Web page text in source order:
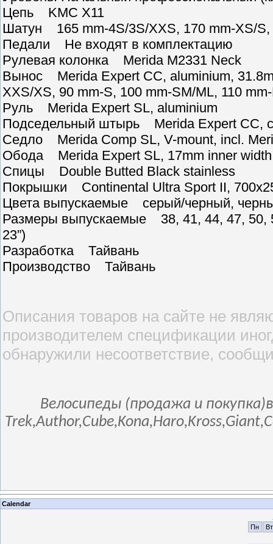
Цепь KMC X11
Шатун 165 mm-4S/3S/XXS, 170 mm-XS/S,
Педали Не входят в комплектацию
Рулевая колонка Merida M2331 Neck
Вынос Merida Expert CC, aluminium,
XXS/XS, 90 mm-S, 100 mm-SM/ML, 110
Руль Merida Expert SL, aluminium
Подседельный штырь Merida Expert CC,
Седло Merida Comp SL, V-mount, incl.
Обода Merida Expert SL, 17mm inner
Спицы Double Butted Black stainless
Покрышки Continental Ultra Sport II,
Цвета выпускаемые серый/черный,
Размеры выпускаемые 38, 41, 44, 47, 50,
23”)
Разработка Тайвань
Производство Тайвань
Описания товаров на сайте не
производителем спецификации
обнаружили несоответствие,
Велосипеды (продажа и
Calendar
Пн
Вт